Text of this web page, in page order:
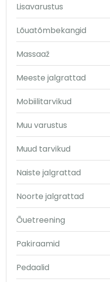
Lisavarustus
Lõuatõmbekangid
Massaaž
Meeste jalgrattad
Mobiilitarvikud
Muu varustus
Muud tarvikud
Naiste jalgrattad
Noorte jalgrattad
Õuetreening
Pakiraamid
Pedaalid